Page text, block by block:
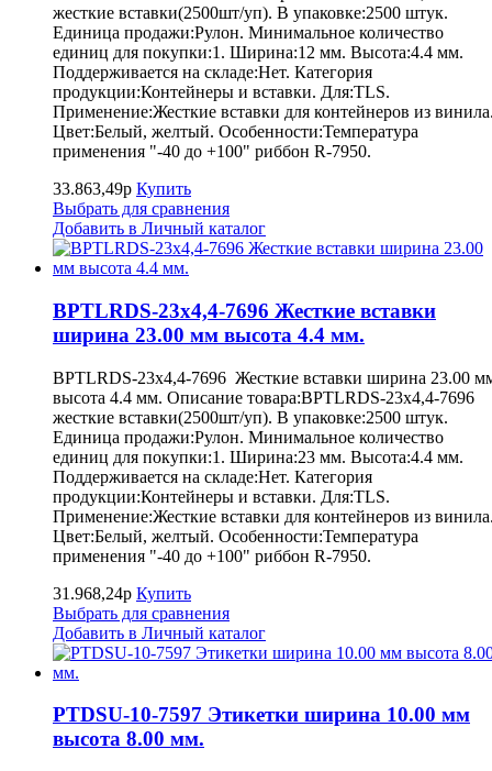
жесткие вставки(2500шт/уп). В упаковке:2500 штук.
Единица продажи:Рулон. Минимальное количество
единиц для покупки:1. Ширина:12 мм. Высота:4.4 мм.
Поддерживается на складе:Нет. Категория
продукции:Контейнеры и вставки. Для:TLS.
Применение:Жесткие вставки для контейнеров из
Цвет:Белый, желтый. Особенности:Температура
применения "-40 до +100" риббон R-7950.
33.863,49р Купить
Выбрать для сравнения
Добавить в Личный каталог
BPTLRDS-23x4,4-7696 Жесткие вставки
ширина 23.00 мм высота 4.4 мм.
BPTLRDS-23x4,4-7696 Жесткие вставки ширина 23.00
высота 4.4 мм. Описание товара:BPTLRDS-23x4,4-7696
жесткие вставки(2500шт/уп). В упаковке:2500 штук.
Единица продажи:Рулон. Минимальное количество
единиц для покупки:1. Ширина:23 мм. Высота:4.4 мм.
Поддерживается на складе:Нет. Категория
продукции:Контейнеры и вставки. Для:TLS.
Применение:Жесткие вставки для контейнеров из
Цвет:Белый, желтый. Особенности:Температура
применения "-40 до +100" риббон R-7950.
31.968,24р Купить
Выбрать для сравнения
Добавить в Личный каталог
PTDSU-10-7597 Этикетки ширина 10.00 мм
высота 8.00 мм.